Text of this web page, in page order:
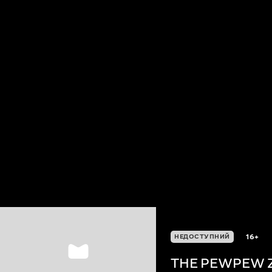
НЕДОСТУПНИЙ 16+
THE PEWPEW